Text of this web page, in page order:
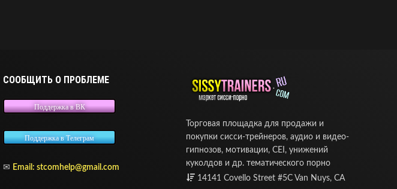
СООБЩИТЬ О ПРОБЛЕМЕ
Поддержка в ВК
Поддержка в Телеграм
✉ Email: stcomhelp@gmail.com
Торговая площадка для продажи и
покупки сисси-трейнеров, аудио и видео-
гипнозов, мотивации, CEI, унижений
куколдов и др. тематического порно
14141 Covello Street #5C Van Nuys, CA